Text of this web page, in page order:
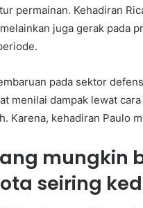
permainan. Kehadiran
juga gerak pada
pada sektor
menilai dampak lewat
Karena, kehadiran Paulo
mungkin
seiring